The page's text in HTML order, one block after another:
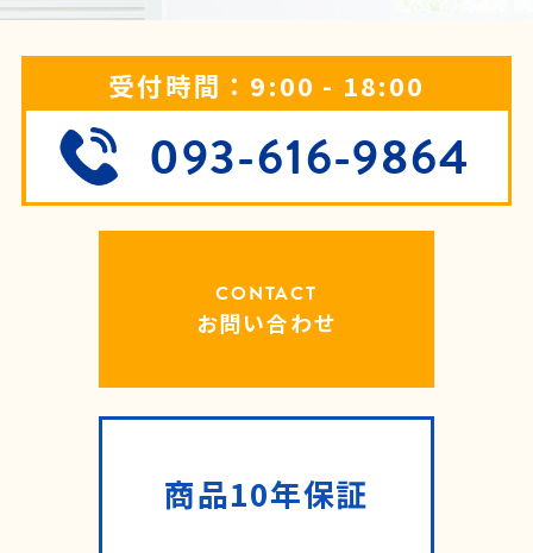
受付時間：9:00 - 18:00
093-616-9864
CONTACT
お問い合わせ
商品10年保証